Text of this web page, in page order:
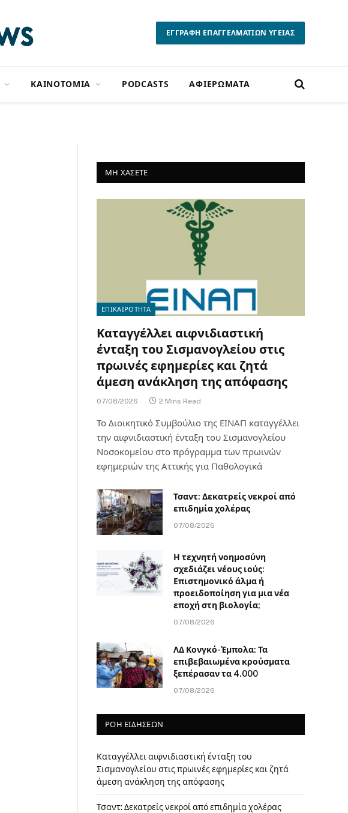
ΕΓΓΡΑΦΗ ΕΠΑΓΓΕΛΜΑΤΙΩΝ ΥΓΕΙΑΣ
ΚΑΙΝΟΤΟΜΙΑ PODCASTS ΑΦΙΕΡΩΜΑΤΑ
ΜΗ ΧΑΣΕΤΕ
ΕΠΙΚΑΙΡΟΤΗΤΑ
Καταγγέλλει αιφνιδιαστική
ένταξη του Σισμανογλείου στις
πρωινές εφημερίες και ζητά
άμεση ανάκληση της απόφασης
07/08/2026 2 Mins Read
Το Διοικητικό Συμβούλιο της ΕΙΝΑΠ καταγγέλλει
την αιφνιδιαστική ένταξη του Σισμανογλείου
Νοσοκομείου στο πρόγραμμα των πρωινών
εφημεριών της Αττικής για Παθολογικά
Τσαντ: Δεκατρείς νεκροί από
επιδημία χολέρας
07/08/2026
Η τεχνητή νοημοσύνη
σχεδιάζει νέους ιούς:
Επιστημονικό άλμα ή
προειδοποίηση για μια νέα
εποχή στη βιολογία;
07/08/2026
ΛΔ Κονγκό-Έμπολα: Τα
επιβεβαιωμένα κρούσματα
ξεπέρασαν τα 4.000
07/08/2026
ΡΟΗ ΕΙΔΗΣΕΩΝ
Καταγγέλλει αιφνιδιαστική ένταξη του
Σισμανογλείου στις πρωινές εφημερίες και ζητά
άμεση ανάκληση της απόφασης
Τσαντ: Δεκατρείς νεκροί από επιδημία χολέρας